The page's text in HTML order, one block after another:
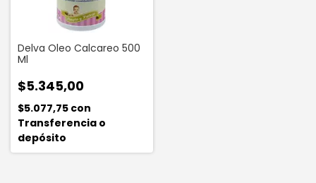
Delva Oleo Calcareo 500
Ml
$5.345,00
$5.077,75 con
Transferencia o
depósito